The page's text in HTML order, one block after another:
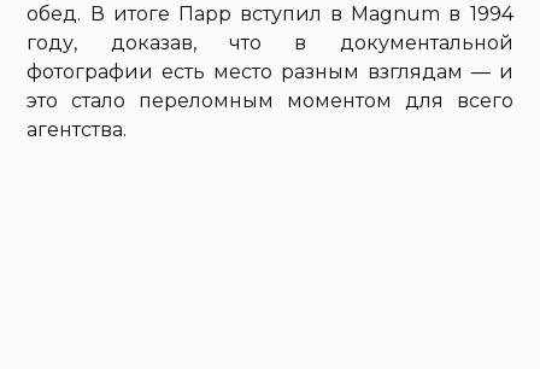
обед. В итоге Парр вступил в Magnum в 1994
году, доказав, что в документальной
фотографии есть место разным взглядам — и
это стало переломным моментом для всего
агентства.